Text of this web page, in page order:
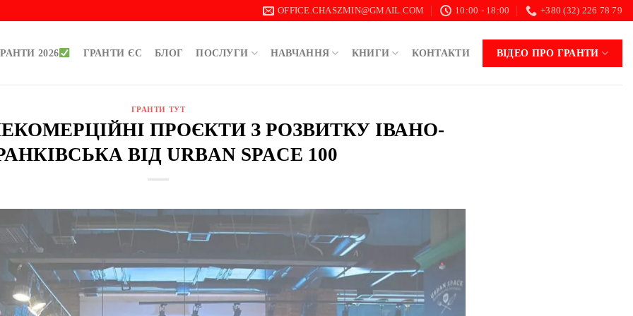
OFFICE.CHASZMIN@GMAIL.COM 10:00 - 18:00 +380 (32) 226 78 79
2026 ГРАНТИ ЄС БЛОГ ПОСЛУГИ НАВЧАННЯ КНИГИ КОНТАКТИ ВІДЕО ПРО ГРАНТИ
ГРАНТИ ТУТ
ПРОЄКТИ З РОЗВИТКУ ІВАНО-
ВІД URBAN SPACE 100